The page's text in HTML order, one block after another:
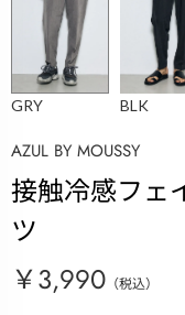
GRY BLK
AZUL BY MOUSSY
接触冷感フェ
ツ
￥3,990 （税込）